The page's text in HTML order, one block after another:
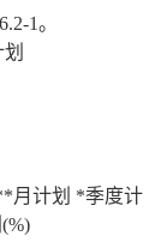
1。
月计划 *季度计